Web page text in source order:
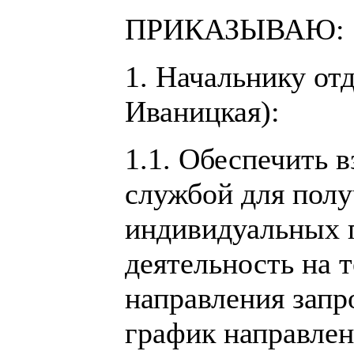
ПРИКАЗЫВАЮ:
1. Начальнику
Иваницкая):
1.1. Обеспечить
службой для
индивидуальных
деятельность на
направления
график